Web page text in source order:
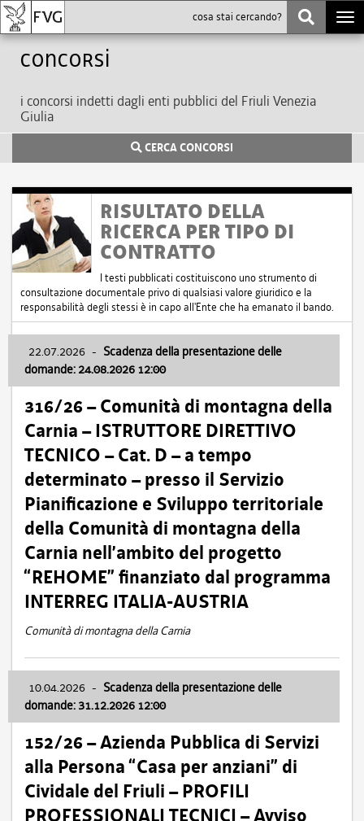
Concorsi
i concorsi indetti dagli enti pubblici del Friuli Venezia
Giulia
CERCA CONCORSI
RISULTATO DELLA
RICERCA PER TIPO DI
CONTRATTO
I testi pubblicati costituiscono uno strumento di
consultazione documentale privo di qualsiasi valore giuridico e la
responsabilità degli stessi è in capo all'Ente che ha emanato il bando.
22.07.2026 - Scadenza della presentazione delle
domande: 24.08.2026 12:00
316/26 – Comunità di montagna della
Carnia – ISTRUTTORE DIRETTIVO
TECNICO – Cat. D – a tempo
determinato – presso il Servizio
Pianificazione e Sviluppo territoriale
della Comunità di montagna della
Carnia nell’ambito del progetto
“REHOME” finanziato dal programma
INTERREG ITALIA-AUSTRIA
Comunità di montagna della Carnia
10.04.2026 - Scadenza della presentazione delle
domande: 31.12.2026 12:00
152/26 – Azienda Pubblica di Servizi
alla Persona “Casa per anziani” di
Cividale del Friuli – PROFILI
PROFESSIONALI TECNICI – Avviso